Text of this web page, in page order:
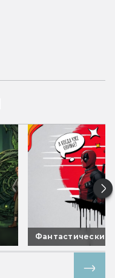
Фантастические